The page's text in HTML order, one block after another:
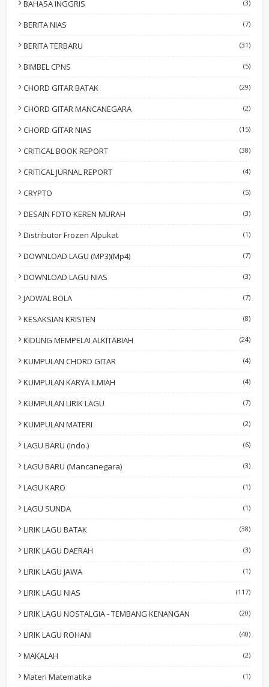
BAHASA INGGRIS (3)
BERITA NIAS (7)
BERITA TERBARU (31)
BIMBEL CPNS (5)
CHORD GITAR BATAK (29)
CHORD GITAR MANCANEGARA (2)
CHORD GITAR NIAS (15)
CRITICAL BOOK REPORT (38)
CRITICAL JURNAL REPORT (4)
CRYPTO (5)
DESAIN FOTO KEREN MURAH (3)
Distributor Frozen Alpukat (1)
DOWNLOAD LAGU (MP3)(Mp4) (7)
DOWNLOAD LAGU NIAS (3)
JADWAL BOLA (7)
KESAKSIAN KRISTEN (8)
KIDUNG MEMPELAI ALKITABIAH (24)
KUMPULAN CHORD GITAR (4)
KUMPULAN KARYA ILMIAH (4)
KUMPULAN LIRIK LAGU (7)
KUMPULAN MATERI (2)
LAGU BARU (Indo.) (6)
LAGU BARU (Mancanegara) (3)
LAGU KARO (1)
LAGU SUNDA (1)
LIRIK LAGU BATAK (38)
LIRIK LAGU DAERAH (3)
LIRIK LAGU JAWA (1)
LIRIK LAGU NIAS (117)
LIRIK LAGU NOSTALGIA - TEMBANG KENANGAN (20)
LIRIK LAGU ROHANI (40)
MAKALAH (2)
Materi Matematika (1)